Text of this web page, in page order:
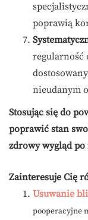
poprawią
regularność
nieudanym
Stosując się do
poprawić stan
zdrowy wygląd
Zainteresuje Cię
Usuwanie
pooperacyjne